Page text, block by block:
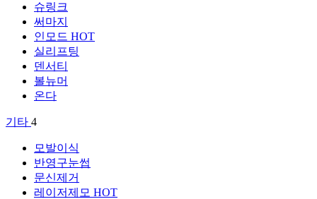
슈링크
써마지
인모드 HOT
실리프팅
덴서티
볼뉴머
온다
기타 4
모발이식
반영구눈썹
문신제거
레이저제모 HOT